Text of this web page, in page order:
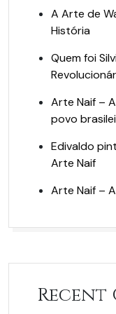
A Arte de
História
Quem foi
Arte Naif –
povo
Edivaldo
Arte Naif
Arte Naif –
Recent